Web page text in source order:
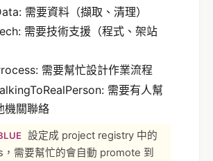
需要資料（擷取、清理）
需要技術支援（程式、架站
需要幫忙設計作業流程
需要有人幫
機關聯絡
設定成 project registry 中的
，需要幫忙的會自動 promote 到